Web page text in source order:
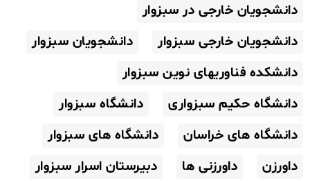
دانشجویان خارجی در سبزوار
دانشجویان خارجی سبزوار
دانشجویان سبزوار
دانشکده فناوریهای نوین سبزوار
دانشگاه حکیم سبزواری
دانشگاه سبزوار
دانشگاه های خراسان
دانشگاه های سبزوار
داورزن
داورزنی ها
دبیرستان اسرار سبزوار